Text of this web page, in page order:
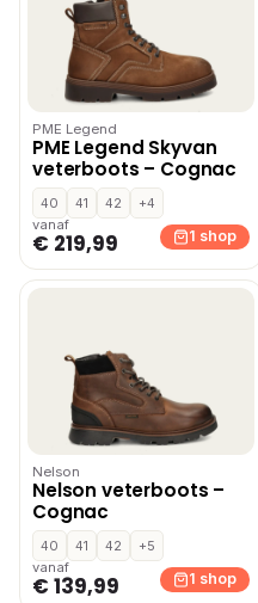
PME Legend
PME Legend Skyvan
veterboots – Cognac
40 41 42
+4
vanaf
€ 219,99 1 shop
Nelson
Nelson veterboots –
Cognac
40 41 42
+5
vanaf
€ 139,99 1 shop